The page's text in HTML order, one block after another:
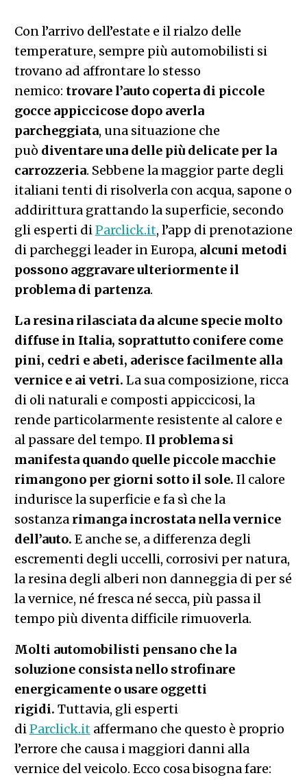
Con l’arrivo dell’estate e il rialzo delle
temperature, sempre più automobilisti si
trovano ad affrontare lo stesso
nemico: trovare l’auto coperta di piccole
gocce appiccicose dopo averla
parcheggiata, una situazione che
può diventare una delle più delicate per la
carrozzeria. Sebbene la maggior parte degli
italiani tenti di risolverla con acqua, sapone o
addirittura grattando la superficie, secondo
gli esperti di Parclick.it, l’app di prenotazione
di parcheggi leader in Europa, alcuni metodi
possono aggravare ulteriormente il
problema di partenza.
La resina rilasciata da alcune specie molto
diffuse in Italia, soprattutto conifere come
pini, cedri e abeti, aderisce facilmente alla
vernice e ai vetri. La sua composizione, ricca
di oli naturali e composti appiccicosi, la
rende particolarmente resistente al calore e
al passare del tempo. Il problema si
manifesta quando quelle piccole macchie
rimangono per giorni sotto il sole. Il calore
indurisce la superficie e fa sì che la
sostanza rimanga incrostata nella vernice
dell’auto. E anche se, a differenza degli
escrementi degli uccelli, corrosivi per natura,
la resina degli alberi non danneggia di per sé
la vernice, né fresca né secca, più passa il
tempo più diventa difficile rimuoverla.
Molti automobilisti pensano che la
soluzione consista nello strofinare
energicamente o usare oggetti
rigidi. Tuttavia, gli esperti
di Parclick.it affermano che questo è proprio
l’errore che causa i maggiori danni alla
vernice del veicolo. Ecco cosa bisogna fare: